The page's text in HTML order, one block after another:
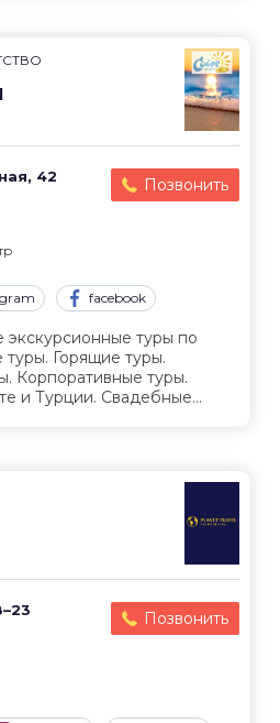
42
Позвонить
facebook
экскурсионные туры по
Горящие туры.
Корпоративные туры.
и Турции. Свадебные...
Позвонить